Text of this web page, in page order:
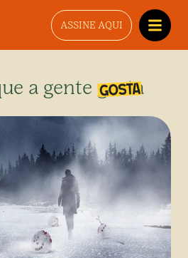
ASSINE AQUI
a gente gosta